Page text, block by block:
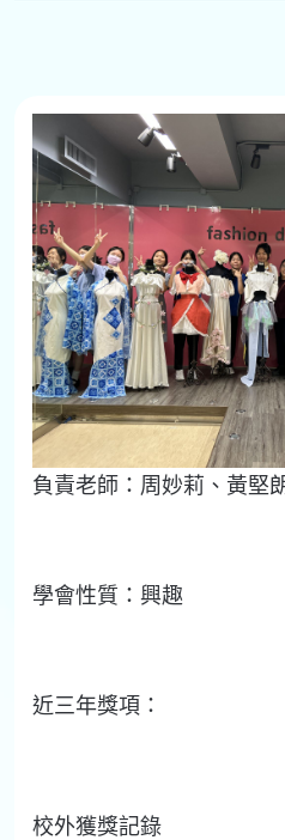
負責老師： 周妙莉、黃堅
學會性質： 興趣
近三年獎項：
校外獲獎記錄